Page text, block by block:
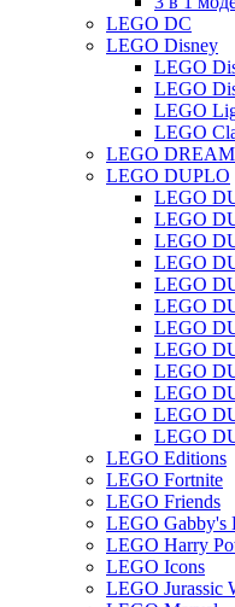
LEGO DC
LEGO Disney
LEGO
LEGO
LEGO
LEGO
LEGO
LEGO DUPLO
LEGO
LEGO
LEGO
LEGO
LEGO
LEGO
LEGO
LEGO
LEGO
LEGO
LEGO
LEGO
LEGO Editions
LEGO Fortnite
LEGO Friends
LEGO Gabby's
LEGO Harry
LEGO Icons
LEGO Jurassic